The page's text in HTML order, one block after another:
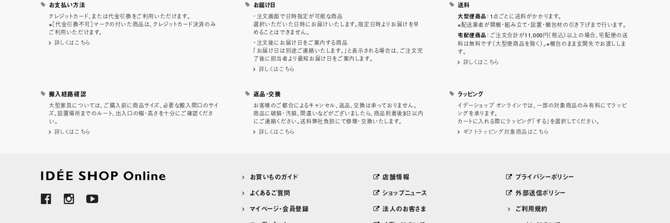
お支払い方法
クレジットカード、または代金引換をご利用いただけます。
※［代金引換不可］マークの付いた商品は、クレジットカード決済のみ
ご利用いただけます。
詳しくはこちら
お届け日
・注文画面で日時指定が可能な商品
選択いただいた日時にお届けいたします。指定日時よりお届けを早
めることはできません。
・注文後にお届け日をご案内する商品
「お届け日は別途ご連絡いたします。」と表示される場合は、ご注文完
了後に担当者より最短お届け日をご案内します。
詳しくはこちら
送料
大型便商品 ：1点ごとに送料がかかります。
※配送業者が開梱・組み立て・設置・梱包材の引き下げまで行います。
宅配便商品 ：ご注文合計が11,000円（税込）以上の場合、宅配便の送
料は無料です（大型便商品を除く）。※梱包のまま玄関先でお渡ししま
す。
詳しくはこちら
搬入経路確認
大型家具については、ご購入前に商品サイズ、必要な搬入間口のサイ
ズ、設置場所までのルート、出入口の幅・高さを十分にご確認くださ
い。
詳しくはこちら
返品・交換
お客様のご都合によるキャンセル、返品、交換は承っておりません。
商品に破損・汚損、間違いなどがございましたら、商品到着後3日以内
にご連絡ください。送料弊社負担にて修理・交換いたします。
詳しくはこちら
ラッピング
イデーショップ オンラインでは、一部の対象商品のみ有料にてラッピ
ングを承ります。
カートに入れる際にラッピング「する」を選択してください。
ギフトラッピング対象商品はこちら
お買いものガイド
よくあるご質問
マイページ・会員登録
店舗情報
ショップニュース
法人のお客さま
プライバシーポリシー
外部送信ポリシー
ご利用規約